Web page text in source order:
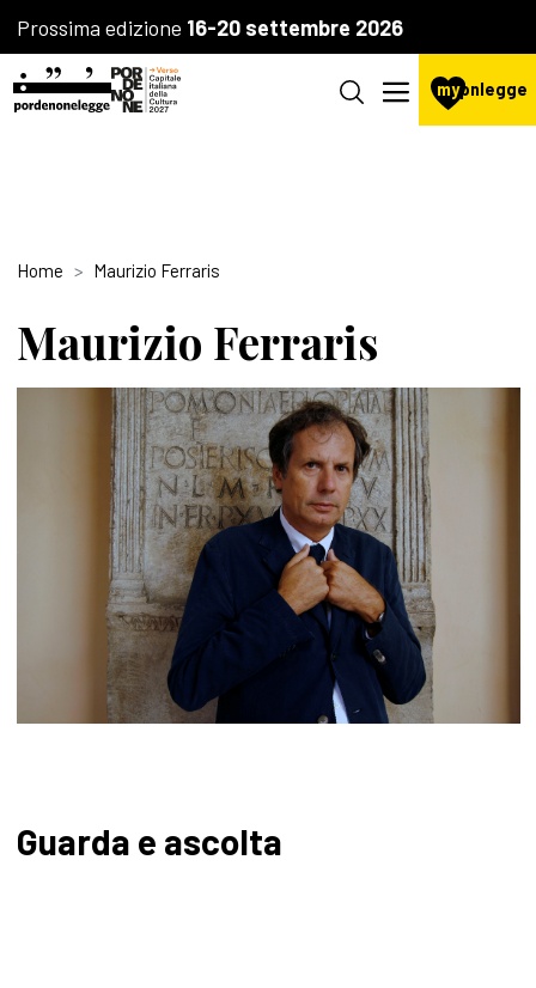
Prossima edizione 16-20 settembre 2026
mypnlegge
Home Maurizio Ferraris
Maurizio Ferraris
Guarda e ascolta